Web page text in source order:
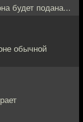
будет подана...
обычной